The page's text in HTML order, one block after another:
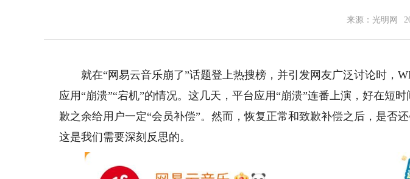
来源： 光明网
就在“网易云音乐崩了”话题登上热搜榜，并引发网友广泛讨论时，
应用“崩溃”“宕机”的情况。这几天，平台应用“崩溃”连番上演，好在短
歉之余给用户一定“会员补偿”。然而，恢复正常和致歉补偿之后，是否还
这是我们需要深刻反思的。